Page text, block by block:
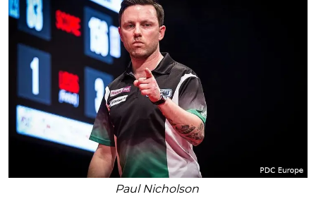
Paul Nicholson